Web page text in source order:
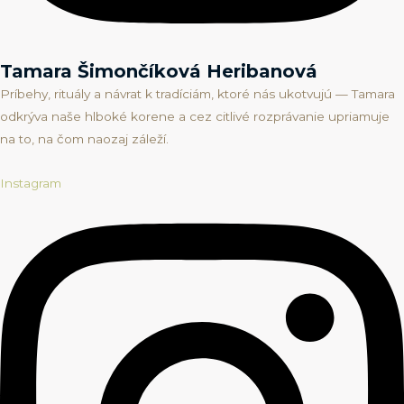
Tamara Šimončíková Heribanová
Príbehy, rituály a návrat k tradíciám, ktoré nás ukotvujú — Tamara
odkrýva naše hlboké korene a cez citlivé rozprávanie upriamuje
na to, na čom naozaj záleží.
Instagram